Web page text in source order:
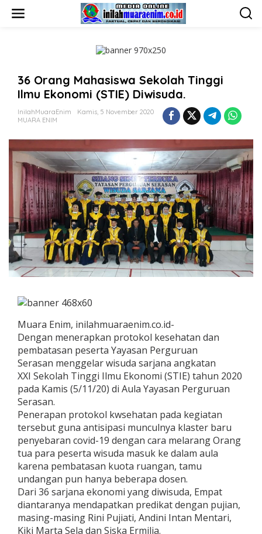
36 Orang Mahasiswa Sekolah Tinggi
Ilmu Ekonomi (STIE) Diwisuda.
InilahMuaraEnim
Kamis, 5 November 2020
MUARA ENIM
Muara Enim, inilahmuaraenim.co.id-
Dengan menerapkan protokol kesehatan dan
pembatasan peserta Yayasan Perguruan
Serasan menggelar wisuda sarjana angkatan
XXI Sekolah Tinggi Ilmu Ekonomi (STIE) tahun 2020
pada Kamis (5/11/20) di Aula Yayasan Perguruan
Serasan.
Penerapan protokol kwsehatan pada kegiatan
tersebut guna antisipasi munculnya klaster baru
penyebaran covid-19 dengan cara melarang Orang
tua para peserta wisuda masuk ke dalam aula
karena pembatasan kuota ruangan, tamu
undangan pun hanya beberapa dosen.
Dari 36 sarjana ekonomi yang diwisuda, Empat
diantaranya mendapatkan predikat dengan pujian,
masing-masing Rini Pujiati, Andini Intan Mentari,
Kiki Marta Sela dan Siska Ermilia.